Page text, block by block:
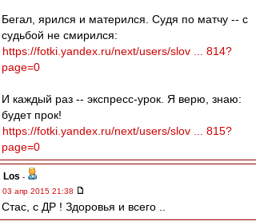
Бегал, ярился и матерился. Судя по матчу -- с
судьбой не смирился:
https://fotki.yandex.ru/next/users/slov ... 814?
page=0
И каждый раз -- экспресс-урок. Я верю, знаю:
будет прок!
https://fotki.yandex.ru/next/users/slov ... 815?
page=0
Los -
03 апр 2015 21:38
Стас, с ДР ! Здоровья и всего ..